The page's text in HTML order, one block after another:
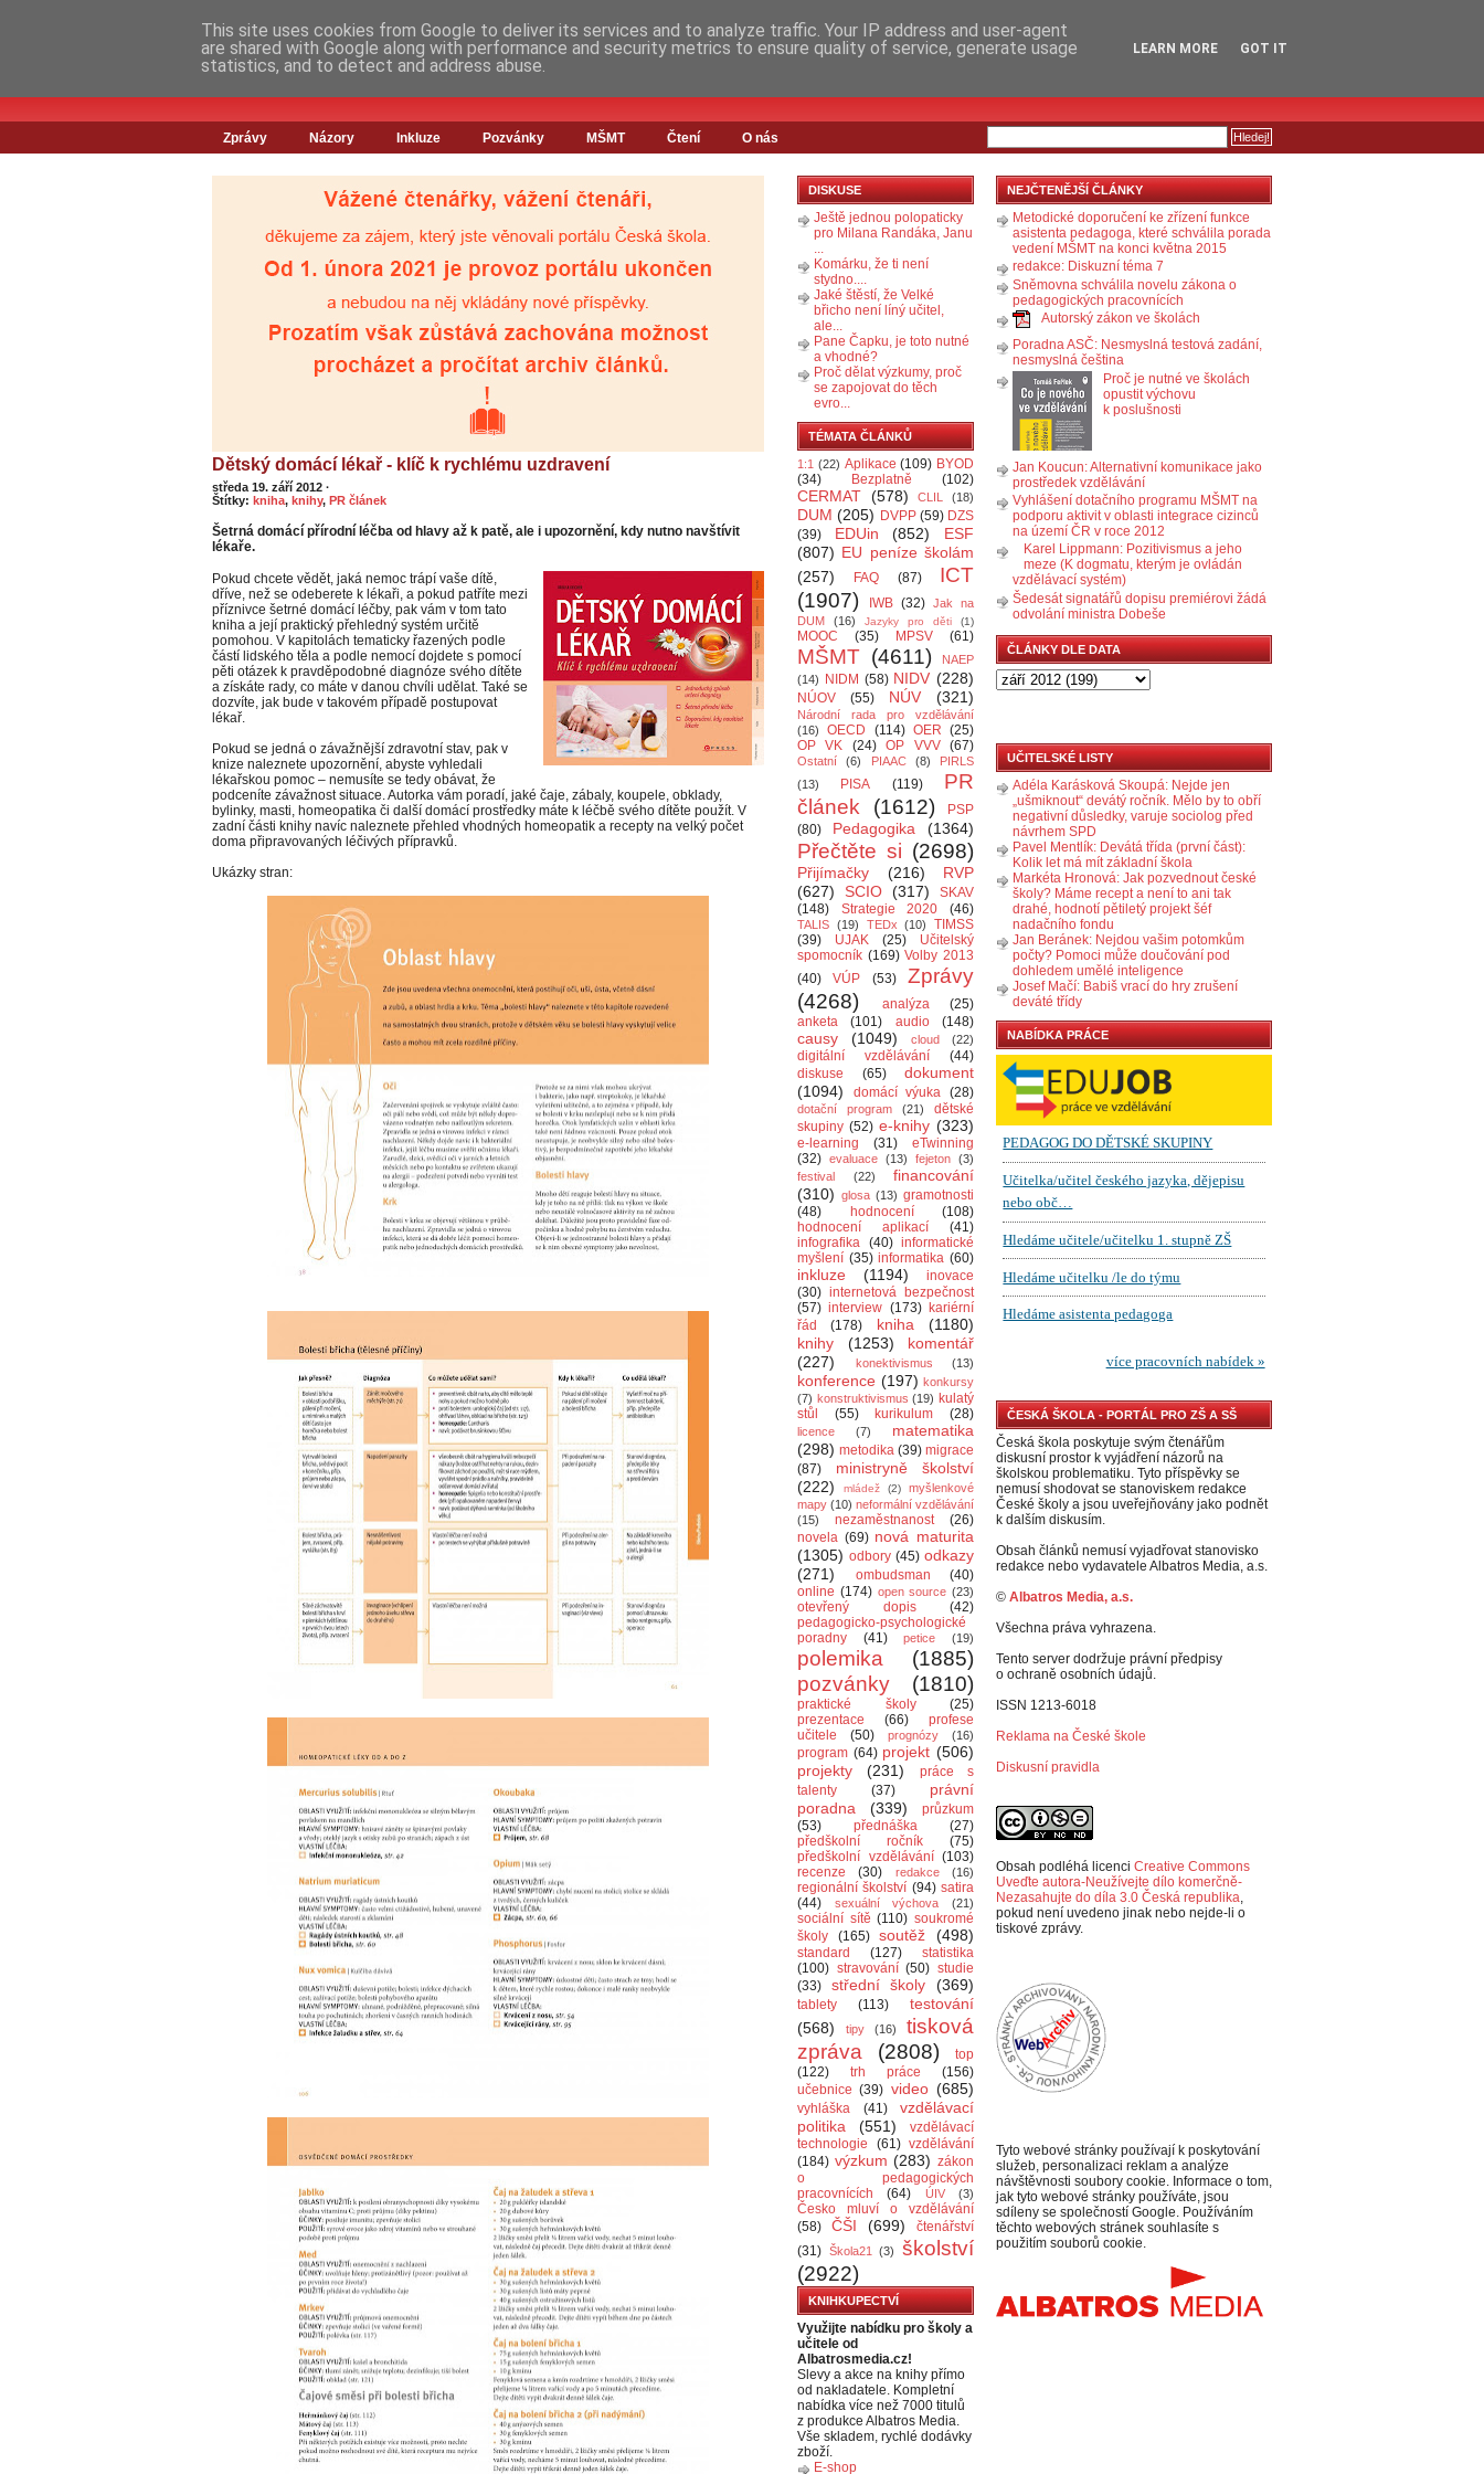
Zprávy Názory Inkluze Pozvánky MŠMT Čtení O nás
Dětský domácí lékař - klíč k rychlému uzdravení
středa 19. září 2012 ·
Štítky: kniha, knihy, PR článek
Šetrná domácí přírodní léčba od hlavy až k patě, ale i upozornění, kdy nutno navštívit
lékaře.
Pokud chcete vědět, jaká nemoc trápí vaše dítě,
dříve, než se odeberete k lékaři, a pokud patříte mezi
příznivce šetrné domácí léčby, pak vám v tom tato
kniha a její praktický přehledný systém určitě
pomohou. V kapitolách tematicky řazených podle
částí lidského těla a podle nemocí dojdete s pomocí
pěti otázek k pravděpodobné diagnóze svého dítěte
a získáte rady, co máte v danou chvíli udělat. Také se
dozvíte, jak bude v takovém případě postupovat
lékař.
Pokud se jedná o závažnější zdravotní stav, pak v
knize naleznete upozornění, abyste vyhledali
lékařskou pomoc – nemusíte se tedy obávat, že
podceníte závažnost situace. Autorka vám poradí, jaké čaje, zábaly, koupele, obklady,
bylinky, masti, homeopatika či další domácí prostředky máte k léčbě svého dítěte použít. V
zadní části knihy navíc naleznete přehled vhodných homeopatik a recepty na velký počet
doma připravovaných léčivých přípravků.
Ukázky stran:
DISKUSE
Ještě jednou polopaticky
pro Milana Randáka, Janu
...
Komárku, že ti není
stydno....
Jaké štěstí, že Velké
břicho není líný učitel,
ale...
Pane Čapku, je toto nutné
a vhodné?
Proč dělat výzkumy, proč
se zapojovat do těch
evro...
TÉMATA ČLÁNKŮ
1:1 (22) Aplikace (109) BYOD
(34)
Bezplatně (102)
CERMAT (578) CLIL (18)
DUM (205) DVPP (59) DZS
(39)
EDUin (852)
ESF
(807) EU peníze školám
(257)
FAQ (87)
ICT
(1907)
IWB (32) Jak na
DUM
(16) Jazyky pro děti (1)
MOOC (35) MPSV (61)
MŠMT (4611)
NAEP
(14)
NIDM (58) NIDV (228)
NÚOV (55) NÚV (321)
Národní rada pro vzdělávání
(16)
OECD (114) OER (25)
OP VK
(24) OP VVV (67)
Ostatní (6) PIAAC (8)
PIRLS
(13)
PISA (119)
PR
článek
(1612)
PSP
(80)
Pedagogika (1364)
Přečtěte si (2698)
Přijímačky (216)
RVP
(627)
SCIO (317)
SKAV
(148)
Strategie 2020 (46)
TALIS (19) TEDx (10)
TIMSS
(39)
UJAK (25)
Učitelský
spomocník (169) Volby 2013
(40)
VÚP (53)
Zprávy
(4268)
analýza
(25)
anketa
(101) audio (148)
causy (1049) cloud (22)
digitální vzdělávání
(44)
diskuse
(65)
dokument
(1094)
domácí výuka (28)
dotační program (21)
dětské
skupiny (52) e-knihy (323)
e-learning (31)
eTwinning
(32) evaluace (13) fejeton (3)
festival
(22)
financování
(310) glosa (13) gramotnosti
(48)
hodnocení
(108)
hodnocení aplikací
(41)
infografika (40) informatické
myšlení (35) informatika (60)
inkluze (1194)
inovace
(30) internetová bezpečnost
(57) interview (173) kariérní
řád
(178) kniha
(1180)
knihy
(1253)
komentář
(227)
konektivismus (13)
konference (197) konkursy
(7) konstruktivismus (19) kulatý
stůl
(55) kurikulum (28)
licence (7)
matematika
(298) metodika (39) migrace
(87)
ministryně školství
(222)
mládež (2)
myšlenkové
mapy (10) neformální vzdělávání
(15)
nezaměstnanost
(26)
novela (69) nová maturita
(1305) odbory (45) odkazy
(271)
ombudsman
(40)
online (174) open source (23)
otevřený dopis
(42)
pedagogicko-psychologické
poradny
(41) petice (19)
polemika
(1885)
pozvánky
(1810)
praktické školy
(25)
prezentace
(66)
profese
učitele
(50) prognózy (16)
program (64) projekt (506)
projekty
(231)
práce s
talenty
(37)
právní
poradna
(339)
průzkum
(53)
přednáška
(27)
předškolní ročník
(75)
předškolní vzdělávání (103)
recenze
(30) redakce (16)
regionální školství (94) satira
(44)
sexuální výchova (21)
sociální sítě (110) soukromé
školy
(165) soutěž (498)
standard (127)
statistika
(100) stravování (50) studie
(33)
střední školy (369)
tablety (113)
testování
(568)
tipy (16)
tisková
zpráva
(2808)
top
(122)
trh práce
(156)
učebnice (39) video (685)
vyhláška (41)
vzdělávací
politika
(551)
vzdělávací
technologie
(61) vzdělávání
(184) výzkum (283) zákon
o pedagogických
pracovnících
(64) ÚIV (3)
Česko mluví o vzdělávání
(58)
ČŠI (699)
čtenářství
(31) Škola21 (3)
školství
(2922)
KNIHKUPECTVÍ
Využijte nabídku pro školy a
učitele od
Albatrosmedia.cz!
Slevy a akce na knihy přímo
od nakladatele. Kompletní
nabídka více než 7000 titulů
z produkce Albatros Media.
Vše skladem, rychlé dodávky
zboží.
E-shop
NEJČTENĚJŠÍ ČLÁNKY
Metodické doporučení ke zřízení funkce
asistenta pedagoga, které schválila porada
vedení MŠMT na konci května 2015
redakce: Diskuzní téma 7
Sněmovna schválila novelu zákona o
pedagogických pracovnících
Autorský zákon ve školách
Poradna ASČ: Nesmyslná testová zadání,
nesmyslná čeština
Proč je nutné ve školách
opustit výchovu
k poslušnosti
Jan Koucun: Alternativní komunikace jako
prostředek vzdělávání
Vyhlášení dotačního programu MŠMT na
podporu aktivit v oblasti integrace cizinců
na území ČR v roce 2012
Karel Lippmann: Pozitivismus a jeho
meze (K dogmatu, kterým je ovládán
vzdělávací systém)
Šedesát signatářů dopisu premiérovi žádá
odvolání ministra Dobeše
ČLÁNKY DLE DATA
UČITELSKÉ LISTY
Adéla Karásková Skoupá: Nejde jen
„ušmiknout“ devátý ročník. Mělo by to obří
negativní důsledky, varuje sociolog před
návrhem SPD
Pavel Mentlík: Devátá třída (první část):
Kolik let má mít základní škola
Markéta Hronová: Jak pozvednout české
školy? Máme recept a není to ani tak
drahé, hodnotí pětiletý projekt šéf
nadačního fondu
Jan Beránek: Nejdou vašim potomkům
počty? Pomoci může doučování pod
dohledem umělé inteligence
Josef Mačí: Babiš vrací do hry zrušení
deváté třídy
NABÍDKA PRÁCE
ČESKÁ ŠKOLA - PORTÁL PRO ZŠ A SŠ
Česká škola poskytuje svým čtenářům
diskusní prostor k vyjádření názorů na
školskou problematiku. Tyto příspěvky se
nemusí shodovat se stanoviskem redakce
České školy a jsou uveřejňovány jako podnět
k dalším diskusím.
Obsah článků nemusí vyjadřovat stanovisko
redakce nebo vydavatele Albatros Media, a.s.
© Albatros Media, a.s.
Všechna práva vyhrazena.
Tento server dodržuje právní předpisy
o ochraně osobních údajů.
ISSN 1213-6018
Reklama na České škole
Diskusní pravidla
Obsah podléhá licenci Creative Commons
Uveďte autora-Neužívejte dílo komerčně-
Nezasahujte do díla 3.0 Česká republika,
pokud není uvedeno jinak nebo nejde-li o
tiskové zprávy.
Tyto webové stránky používají k poskytování
služeb, personalizaci reklam a analýze
návštěvnosti soubory cookie. Informace o tom,
jak tyto webové stránky používáte, jsou
sdíleny se společností Google. Používáním
těchto webových stránek souhlasíte s
použitím souborů cookie.
This site uses cookies from Google to deliver its services and to analyze traffic. Your IP address and user-agent
are shared with Google along with performance and security metrics to ensure quality of service, generate usage
statistics, and to detect and address abuse.
LEARN MORE GOT IT